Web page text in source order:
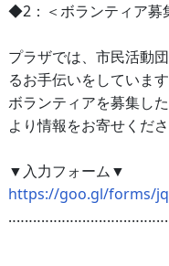
◆2：＜ボランティア募
プラザでは、市民活動
るお手伝いをしています
ボランティアを募集し
より情報をお寄せくださ
▼入力フォーム▼
https://goo.gl/forms/